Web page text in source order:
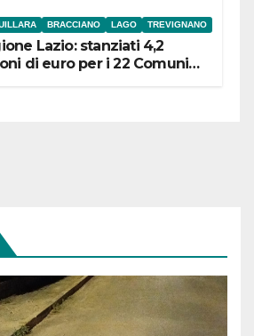
BRACCIANO LAGO TREVIGNANO
Lazio: stanziati 4,2
di euro per i 22 Comuni